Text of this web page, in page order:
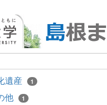
遺産 1
他 1